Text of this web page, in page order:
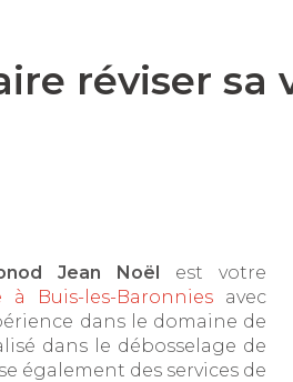
réviser sa
Jean Noël est votre
Buis-les-Baronnies avec
dans le domaine de
dans le débosselage de
également des services de